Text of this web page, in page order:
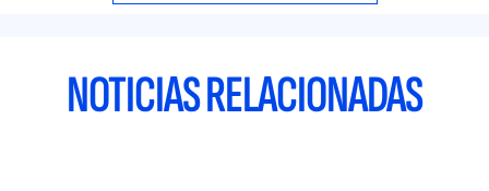
NOTICIAS RELACIONADAS